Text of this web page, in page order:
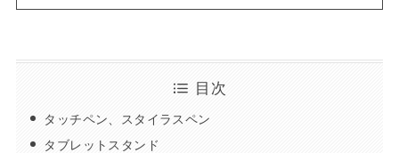
目次
タッチペン、スタイラスペン
タブレットスタンド